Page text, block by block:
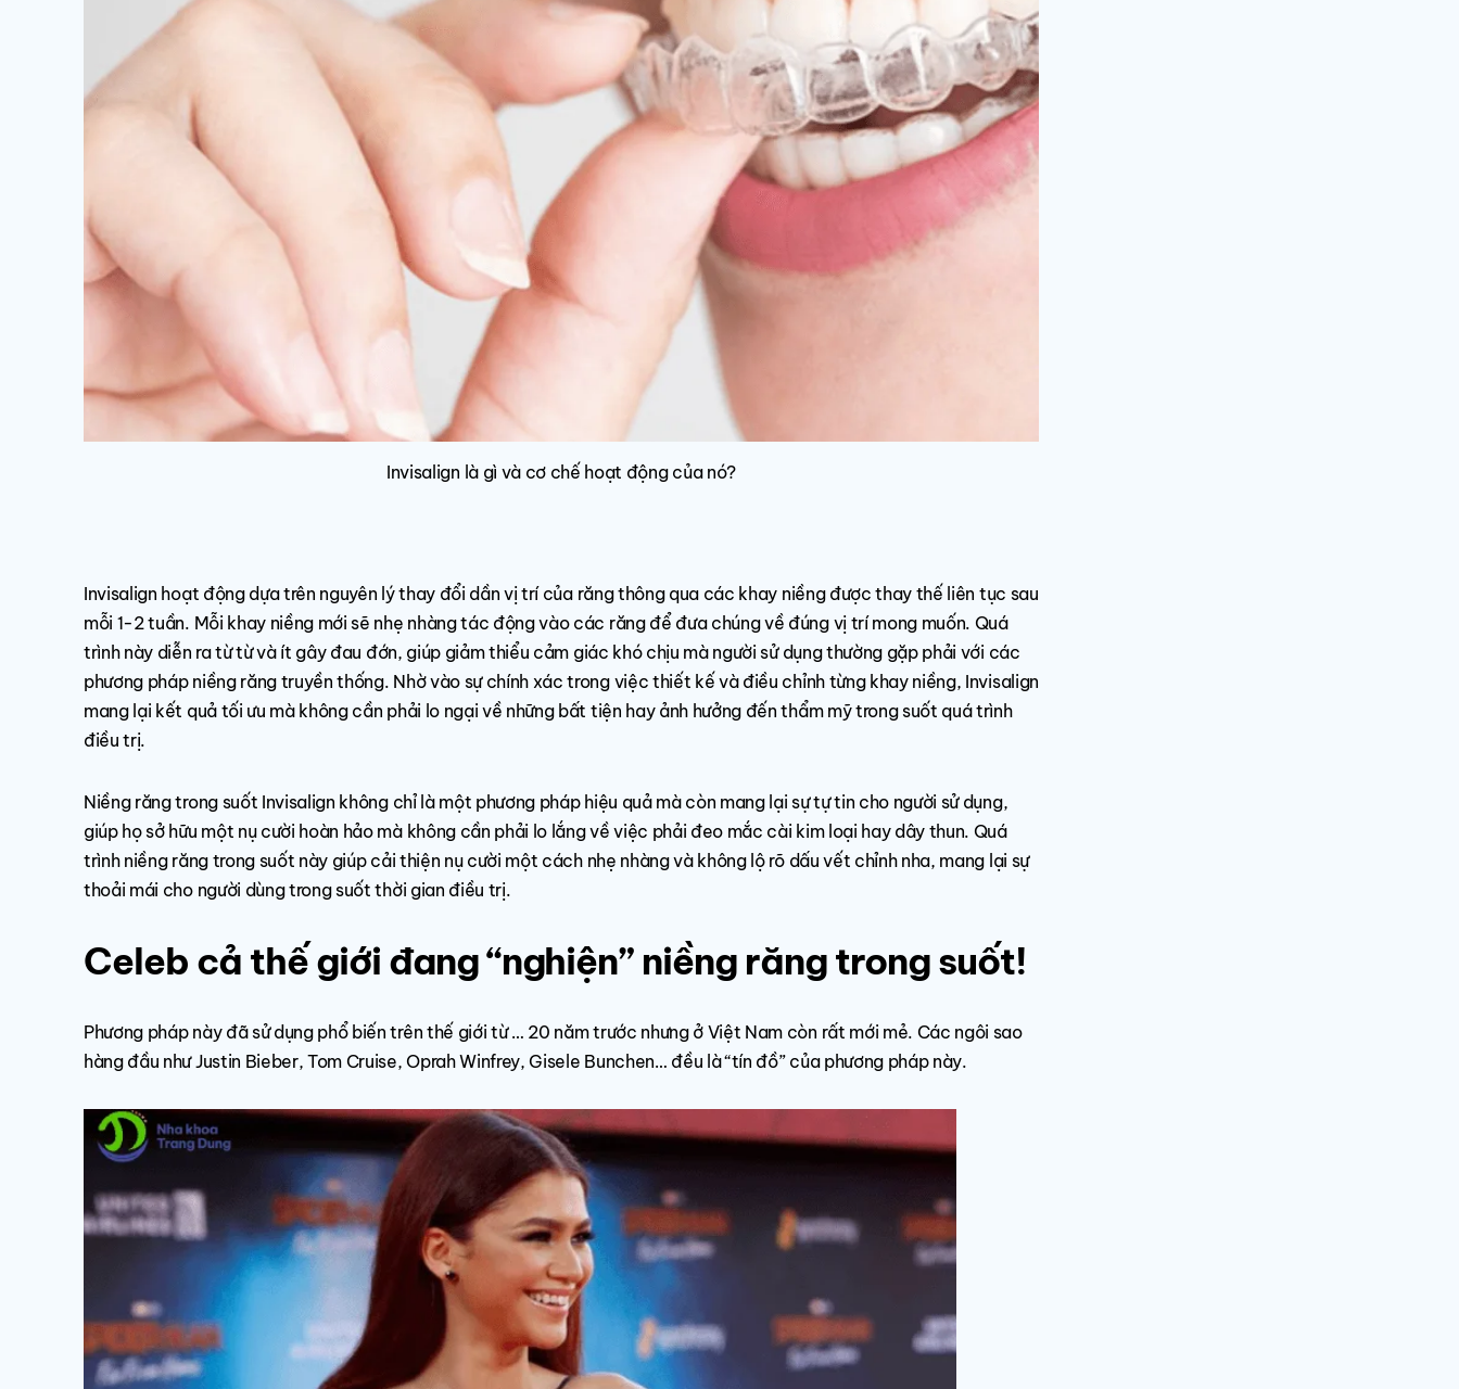
Invisalign là gì và cơ chế hoạt động của nó?
Invisalign hoạt động dựa trên nguyên lý thay đổi dần vị trí của răng thông qua các khay niềng được thay thế liên tục sau
mỗi 1-2 tuần. Mỗi khay niềng mới sẽ nhẹ nhàng tác động vào các răng để đưa chúng về đúng vị trí mong muốn. Quá
trình này diễn ra từ từ và ít gây đau đớn, giúp giảm thiểu cảm giác khó chịu mà người sử dụng thường gặp phải với các
phương pháp niềng răng truyền thống. Nhờ vào sự chính xác trong việc thiết kế và điều chỉnh từng khay niềng, Invisalign
mang lại kết quả tối ưu mà không cần phải lo ngại về những bất tiện hay ảnh hưởng đến thẩm mỹ trong suốt quá trình
điều trị.
Niềng răng trong suốt Invisalign không chỉ là một phương pháp hiệu quả mà còn mang lại sự tự tin cho người sử dụng,
giúp họ sở hữu một nụ cười hoàn hảo mà không cần phải lo lắng về việc phải đeo mắc cài kim loại hay dây thun. Quá
trình niềng răng trong suốt này giúp cải thiện nụ cười một cách nhẹ nhàng và không lộ rõ dấu vết chỉnh nha, mang lại sự
thoải mái cho người dùng trong suốt thời gian điều trị.
Celeb cả thế giới đang “nghiện” niềng răng trong suốt!
Phương pháp này đã sử dụng phổ biến trên thế giới từ … 20 năm trước nhưng ở Việt Nam còn rất mới mẻ. Các ngôi sao
hàng đầu như Justin Bieber, Tom Cruise, Oprah Winfrey, Gisele Bunchen… đều là “tín đồ” của phương pháp này.